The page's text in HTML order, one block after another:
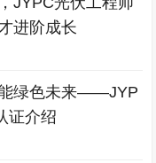
进阶成长
绿色未来——JYP
证介绍